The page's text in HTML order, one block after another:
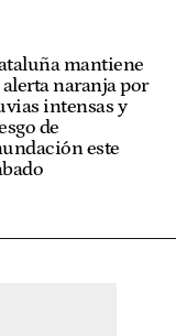
mantiene
alerta naranja por
intensas y
de
este